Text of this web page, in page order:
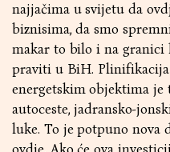
najjačima u svijetu da
biznisima, da smo
makar to bilo i na granici
praviti u BiH. Plinifikacija
energetskim objektima je
autoceste, jadransko-
luke. To je potpuno nova